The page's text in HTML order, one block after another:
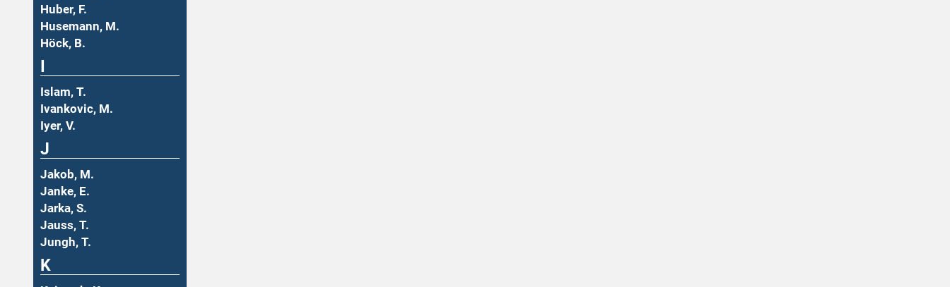
Huber, F.
Husemann, M.
Höck, B.
Islam, T.
Ivankovic, M.
Iyer, V.
J
Jakob, M.
Janke, E.
Jarka, S.
Jauss, T.
Jungh, T.
K